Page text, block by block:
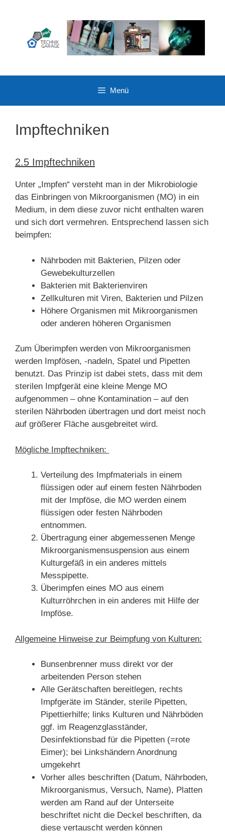
Menü
Impftechniken
2.5 Impftechniken
Unter „Impfen“ versteht man in der Mikrobiologie
das Einbringen von Mikroorganismen (MO) in ein
Medium, in dem diese zuvor nicht enthalten waren
und sich dort vermehren. Entsprechend lassen sich
beimpfen:
Nährboden mit Bakterien, Pilzen oder
Gewebekulturzellen
Bakterien mit Bakterienviren
Zellkulturen mit Viren, Bakterien und Pilzen
Höhere Organismen mit Mikroorganismen
oder anderen höheren Organismen
Zum Überimpfen werden von Mikroorganismen
werden Impfösen, -nadeln, Spatel und Pipetten
benutzt. Das Prinzip ist dabei stets, dass mit dem
sterilen Impfgerät eine kleine Menge MO
aufgenommen – ohne Kontamination – auf den
sterilen Nährboden übertragen und dort meist noch
auf größerer Fläche ausgebreitet wird.
Mögliche Impftechniken:
Verteilung des Impfmaterials in einem
flüssigen oder auf einem festen Nährboden
mit der Impföse, die MO werden einem
flüssigen oder festen Nährboden
entnommen.
Übertragung einer abgemessenen Menge
Mikroorganismensuspension aus einem
Kulturgefäß in ein anderes mittels
Messpipette.
Überimpfen eines MO aus einem
Kulturröhrchen in ein anderes mit Hilfe der
Impföse.
Allgemeine Hinweise zur Beimpfung von Kulturen:
Bunsenbrenner muss direkt vor der
arbeitenden Person stehen
Alle Gerätschaften bereitlegen, rechts
Impfgeräte im Ständer, sterile Pipetten,
Pipettierhilfe; links Kulturen und Nährböden
ggf. im Reagenzglasständer,
Desinfektionsbad für die Pipetten (=rote
Eimer); bei Linkshändern Anordnung
umgekehrt
Vorher alles beschriften (Datum, Nährboden,
Mikroorganismus, Versuch, Name), Platten
werden am Rand auf der Unterseite
beschriftet nicht die Deckel beschriften, da
diese vertauscht werden können